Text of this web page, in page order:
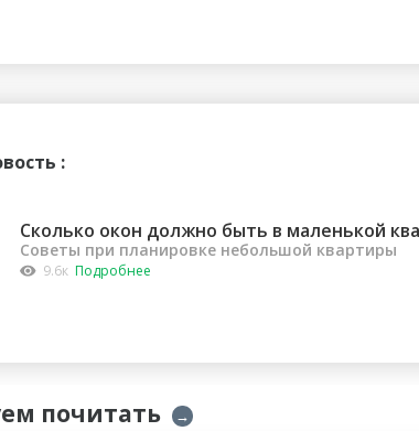
:
Сколько окон должно быть в маленькой
Советы при планировке небольшой квартиры
9.6к Подробнее
почитать →